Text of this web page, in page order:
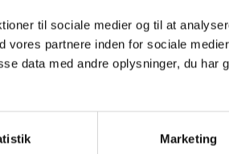
til sociale medier og til at
vores partnere inden for sociale
data med andre oplysninger, du har
Marketing
oplevelse på vores website. Ved at have
dem sikret. Hvis du ønsker at slette din